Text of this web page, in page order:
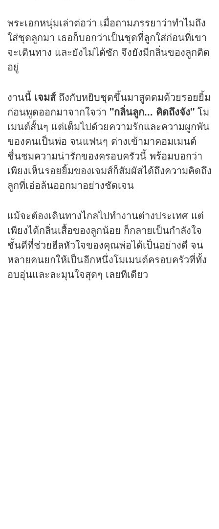
พระเอกหนุ่มเล่าต่อว่า เมื่อถามภรรยาว่าทำไมถึง
ใส่ชุดลูกมา เธอก็บอกว่าเป็นชุดที่ลูกใส่ก่อนที่เขา
จะเดินทาง และยังไม่ได้ซัก จึงยังมีกลิ่นของลูกติด
อยู่
งานนี้ เจมส์ถึงกับหยิบชุดขึ้นมาสูดดมด้วยรอยยิ้ม
ก่อนพูดออกมาจากใจว่า "กลิ่นลูก... คิดถึงจัง" โม
เมนต์สั้นๆ แต่เต็มไปด้วยความรักและความผูกพัน
ของคนเป็นพ่อ จนแฟนๆ ต่างเข้ามาคอมเมนต์
ชื่นชมความน่ารักของครอบครัวนี้ พร้อมบอกว่า
เพียงเห็นรอยยิ้มของเจมส์ก็สัมผัสได้ถึงความคิดถึง
ลูกที่เอ่อล้นออกมาอย่างชัดเจน
แม้จะต้องเดินทางไกลไปทำงานต่างประเทศ แต่
เพียงได้กลิ่นเสื้อของลูกน้อย ก็กลายเป็นกำลังใจ
ชั้นดีที่ช่วยฮีลหัวใจของคุณพ่อได้เป็นอย่างดี จน
หลายคนยกให้เป็นอีกหนึ่งโมเมนต์ครอบครัวที่ทั้ง
อบอุ่นและละมุนใจสุดๆ เลยทีเดียว